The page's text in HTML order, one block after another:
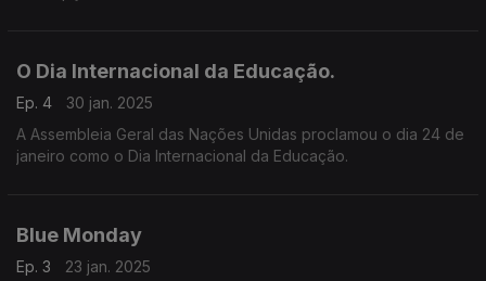
O Dia Internacional da Educação.
Ep. 4
30 jan. 2025
A Assembleia Geral das Nações Unidas proclamou o dia 24 de
janeiro como o Dia Internacional da Educação.
Blue Monday
Ep. 3
23 jan. 2025